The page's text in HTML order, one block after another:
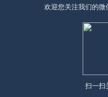
欢迎您关注我们的微
扫一扫